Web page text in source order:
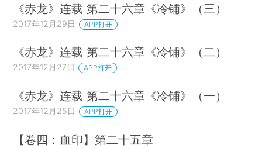
《赤龙》连载 第二十六章《冷铺》（三）
2017年12月29日 APP打开
《赤龙》连载 第二十六章《冷铺》（二）
2017年12月27日 APP打开
《赤龙》连载 第二十六章《冷铺》（一）
2017年12月25日 APP打开
【卷四：血印】第二十五章